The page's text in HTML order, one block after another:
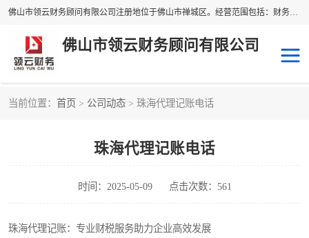
佛山市领云财务顾问有限公司注册地位于佛山市禅城区。经营范围包括：财务咨询，税务服务，企业管理咨询，信息咨询服务，法律咨询顾问，商务代理代办等服务；主要项目有：代理记账，旧账账务处理，疑难账务处理，建账审账；纳税申报，网上申请发票，企业税务分析、审查与评估；注册个体工商户，注册公司，公司注销；企业名称、地址、法人、股东、经营范围、营业期限等资料变更；商标注册、商标转让。财税审计、税务咨询、公司年审。
佛山市领云财务顾问有限公司
当前位置： 首页 > 公司动态 > 珠海代理记账电话
珠海代理记账电话
时间：2025-05-09 点击次数：561
珠海代理记账：专业财税服务助力企业高效发展
税务筹划
进出口经营权